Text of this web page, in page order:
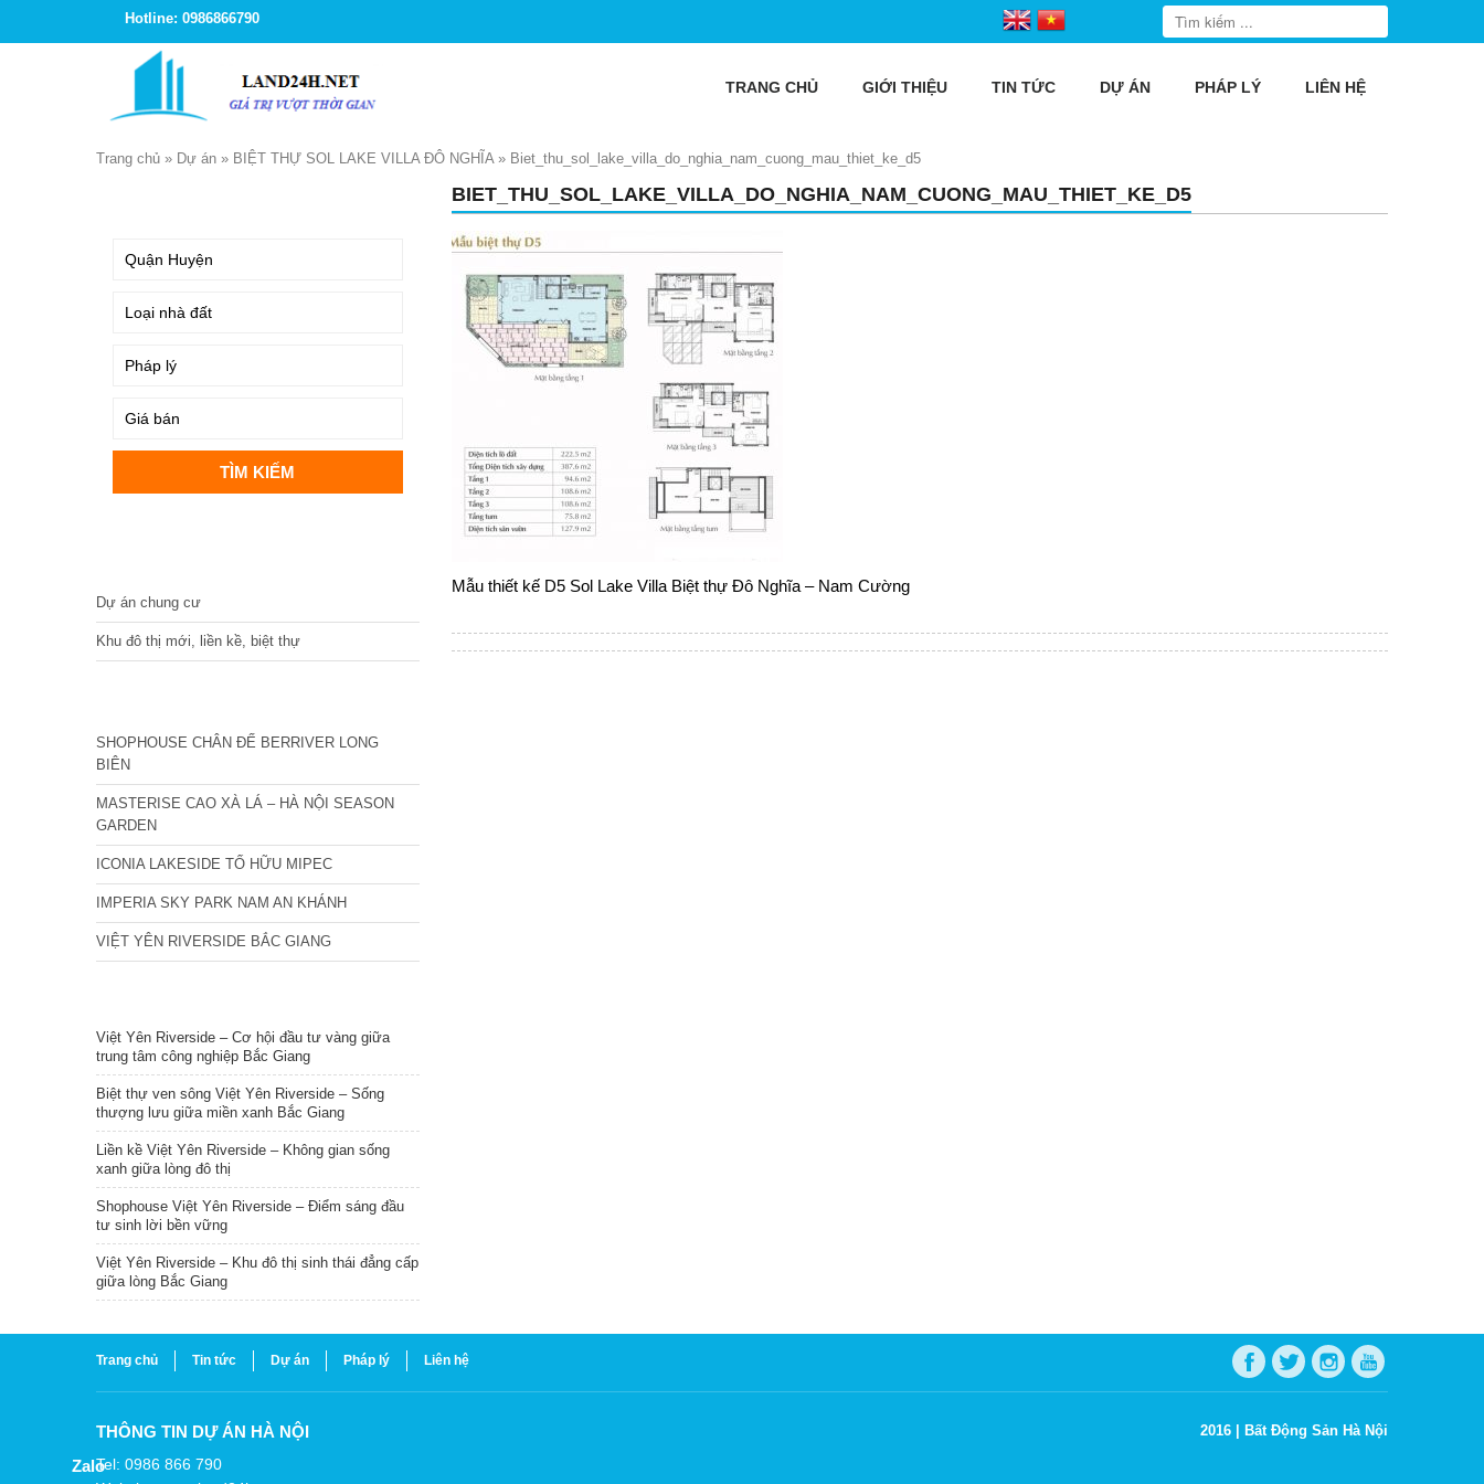
Hotline: 0986866790
TRANG CHỦ GIỚI THIỆU TIN TỨC DỰ ÁN PHÁP LÝ LIÊN HỆ
Trang chủ » Dự án » BIỆT THỰ SOL LAKE VILLA ĐÔ NGHĨA» Biet_thu_sol_lake_villa_do_nghia_nam_cuong_mau_thiet_ke_d5
BIET_THU_SOL_LAKE_VILLA_DO_NGHIA_NAM_CUONG_MAU_THIET_KE_D5
Mẫu thiết kế D5 Sol Lake Villa Biệt thự Đô Nghĩa – Nam Cường
Dự án chung cư
Khu đô thị mới, liền kề, biệt thự
SHOPHOUSE CHÂN ĐẾ BERRIVER LONG
BIÊN
MASTERISE CAO XÀ LÁ – HÀ NỘI SEASON
GARDEN
ICONIA LAKESIDE TỐ HỮU MIPEC
IMPERIA SKY PARK NAM AN KHÁNH
VIỆT YÊN RIVERSIDE BẮC GIANG
Việt Yên Riverside – Cơ hội đầu tư vàng giữa
trung tâm công nghiệp Bắc Giang
Biệt thự ven sông Việt Yên Riverside – Sống
thượng lưu giữa miền xanh Bắc Giang
Liền kề Việt Yên Riverside – Không gian sống
xanh giữa lòng đô thị
Shophouse Việt Yên Riverside – Điểm sáng đầu
tư sinh lời bền vững
Việt Yên Riverside – Khu đô thị sinh thái đẳng cấp
giữa lòng Bắc Giang
Trang chủ Tin tức Dự án Pháp lý Liên hệ
THÔNG TIN DỰ ÁN HÀ NỘI
Tel: 0986 866 790
2016 | Bất Động Sản Hà Nội
Zalo